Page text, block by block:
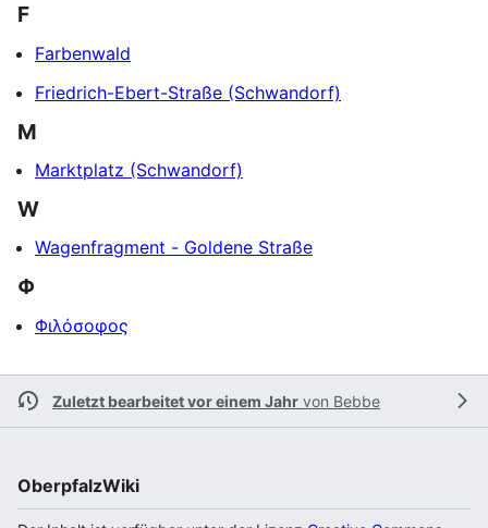
F
Farbenwald
Friedrich-Ebert-Straße (Schwandorf)
M
Marktplatz (Schwandorf)
W
Wagenfragment - Goldene Straße
Φ
Φιλόσοφος
Zuletzt bearbeitet vor einem Jahr von Bebbe
OberpfalzWiki